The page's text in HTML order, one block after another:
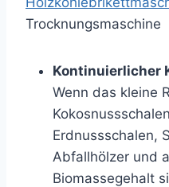
Trocknungsmaschine
Kontinuierlicher
Wenn das kleine
Erdnussschalen,
Abfallhölzer und
Biomassegehalt